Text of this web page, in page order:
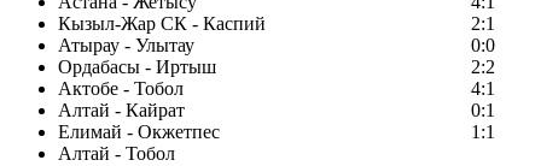
Кызыл-Жар СК - Каспий
2:1
Атырау - Улытау
0:0
Ордабасы - Иртыш
2:2
Актобе - Тобол
4:1
Алтай - Кайрат
0:1
Елимай - Окжетпес
1:1
Алтай - Тобол